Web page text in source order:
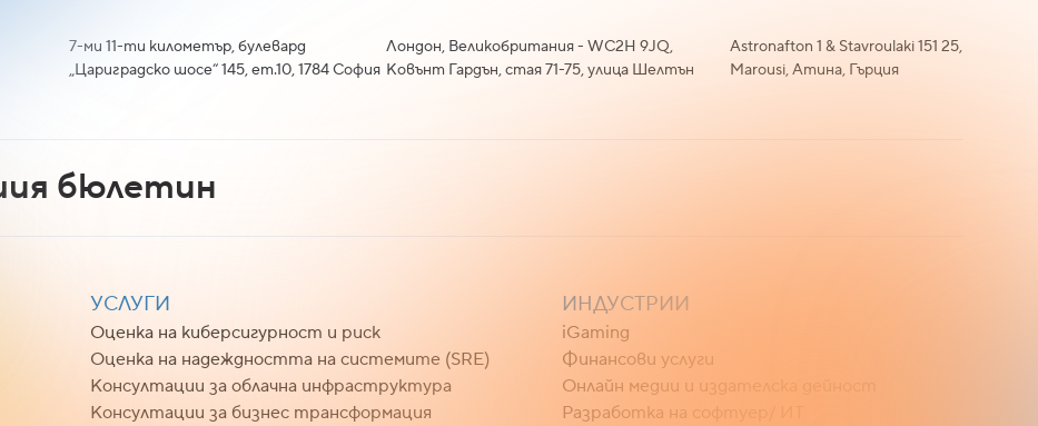
7-ми 11-ти километър, булевард
„Цариградско шосе“ 145, ет.10, 1784 София
Лондон, Великобритания - WC2H 9JQ,
Ковънт Гардън, стая 71-75, улица Шелтън
Astronafton 1 & Stavroulaki 151 25,
Marousi, Атина, Гърция
бюлетин
УСЛУГИ
Оценка на киберсигурност и риск
Оценка на надеждността на системите (SRE)
Консултации за облачна инфраструктура
Консултации за бизнес трансформация
ИНДУСТРИИ
iGaming
Финансови услуги
Онлайн медии и издателска дейност
Разработка на софтуер/ ИТ